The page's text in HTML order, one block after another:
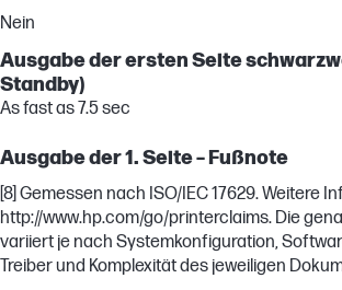
Nein
Ausgabe der ersten Seite
Standby)
As fast as 7.5 sec
Ausgabe der 1. Seite – Fußnote
[8] Gemessen nach ISO/IEC 17629. Weitere
http://www.hp.com/go/printerclaims. Die
variiert je nach Systemkonfiguration,
Treiber und Komplexität des jeweiligen